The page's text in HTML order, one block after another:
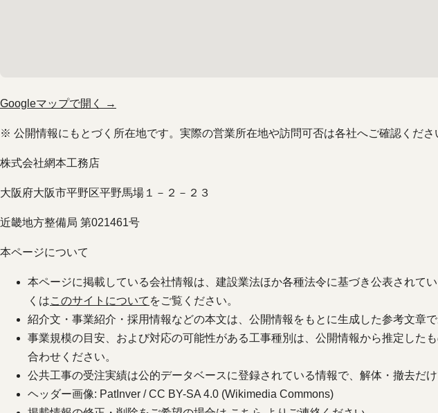
Googleマップで開く →
※ 公開情報にもとづく所在地です。実際の営業所在地や訪問可否は各社へご確認くださ
株式会社網本工務店
大阪府大阪市平野区平野馬場１－２－２３
近畿地方整備局 第021461号
本ページについて
本ページに掲載している会社情報は、建設業法ほか各種法令に基づき公表されて
くはこのサイトについて をご覧ください。
紹介文・事業紹介・採用情報などの本文は、公開情報をもとに生成した参考文章
事業規模の目安、および対応の可能性がある工事種別は、公開情報から推定した
合わせください。
公共工事の受注実績は公的データベースに登録されている情報で、解体・撤去だ
ヘッダー画像: PatInver / CC BY-SA 4.0 (Wikimedia Commons)